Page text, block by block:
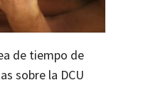
de tiempo de
sobre la DCU